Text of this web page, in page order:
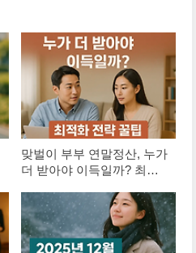
맞벌이 부부 연말정산, 누가
더 받아야 이득일까? 최적